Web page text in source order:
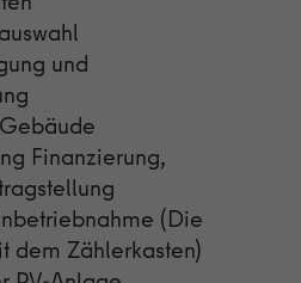
und
Finanzierung,
(Die
dem Zählerkasten)
Google zur Steuerung der
Script- und Ereignisbehandlung.